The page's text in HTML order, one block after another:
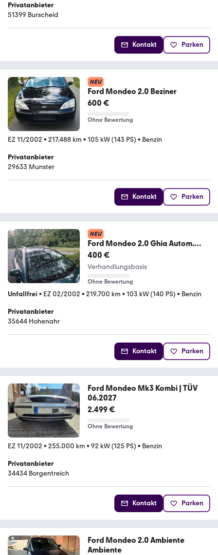
Privatanbieter
51399 Burscheid
Kontakt Parken
NEU
Ford Mondeo 2.0 Beziner
600 €
Ohne Bewertung
EZ 11/2002 • 217.488 km • 105 kW (143 PS) • Benzin
Privatanbieter
29633 Munster
Kontakt Parken
NEU
Ford Mondeo 2.0 Ghia Autom.
Ghia
400 €
Verhandlungsbasis
Ohne Bewertung
Unfallfrei • EZ 02/2002 • 219.700 km • 103 kW (140 PS) • Benzin
Privatanbieter
35644 Hohenahr
Kontakt Parken
Ford Mondeo Mk3 Kombi | TÜV
06.2027
2.499 €
Ohne Bewertung
EZ 11/2002 • 255.000 km • 92 kW (125 PS) • Benzin
Privatanbieter
34434 Borgentreich
Kontakt Parken
Ford Mondeo 2.0 Ambiente
Ambiente